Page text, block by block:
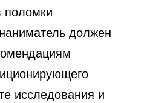
поломки
должен
исследования и